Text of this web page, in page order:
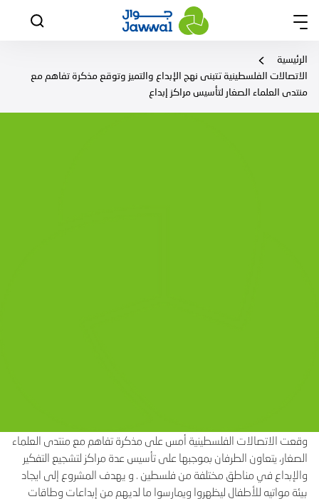
الرئيسية
الاتصالات الفلسطينية تتبنى نهج الإبداع والتميز وتوقع مذكرة تفاهم مع
منتدى العلماء الصغار لتأسيس مراكز إبداع
وقعت الاتصالات الفلسطينية أمس على مذكرة تفاهم مع منتدى العلماء
الصغار، يتعاون الطرفان بموجبها على تأسيس عدة مراكز لتشجيع التفكير
والإبداع في مناطق مختلفة من فلسطين . و يهدف المشروع إلى ايجاد
بيئة مواتيه للأطفال ليظهروا ويمارسوا ما لديهم من إبداعات وطاقات